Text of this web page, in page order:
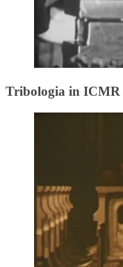
Tribologia in ICMR